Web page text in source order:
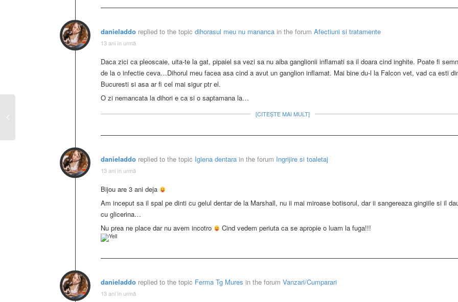
danieladdo replied to the topic dihorasul meu nu mananca in the forum Afectiuni si tratamente
13 ani în urmă
Daca zici ca pleoscaie, uita-te la gat, pipaiel sa vezi sa nu aiba ganglionii inflamati sa il doara cind inghite. Poate fi semn
de la o infectie ceva…Dihorul meu facea asa cind a avut un ganglion inflamat. Mai bine du-l la Falcon vet, vad ca esti
Bucuresti si asa ar fi cel mai sigur ptr el.
O zi nemancata la dihori e ca si o saptamana la…
[CITEȘTE MAI MULT]
danieladdo replied to the topic Igiena dentara in the forum Ingrijire si toaletaj
13 ani în urmă
Bijou are 3 ani deja
Am inceput sa il spal pe dinti cu gelul dentar de la Marshall, nu ii mai miroase botisorul, dar ii sangereaza gingiile si il
cu glicerina…
Nu prea ne place dar nu avem incotro
Cind vedem periuta ca se apropie o luam la fuga!!!
danieladdo replied to the topic Ferma Tg Mures in the forum Vanzari/Cumparari
13 ani în urmă